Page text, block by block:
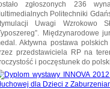
zgłoszonych 236
Politechniki
Uwagi Wzrokowo
Międzynarodowe
Aktywna postawa
przedstawiciela RP na
i poczęstunek do